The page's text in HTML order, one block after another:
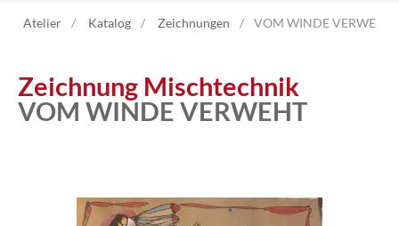
Atelier
Atelier Katalog Zeichnungen VOM WINDE VERWEHT
Zeichnung Mischtechnik
VOM WINDE VERWEHT